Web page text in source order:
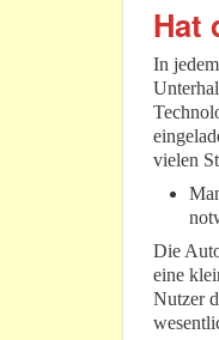
Hat
In
vielen
Die
eine
Nutzer